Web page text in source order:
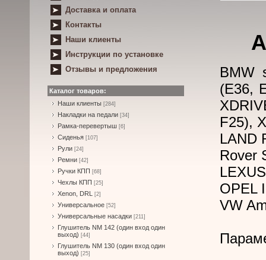
Доставка и оплата
Контакты
Наши клиенты
Инструкции по установке
Отзывы и предложения
Каталог товаров:
Наши клиенты [284]
Накладки на педали [34]
Рамка-перевертыш [6]
Сиденья [107]
Рули [24]
Ремни [42]
Ручки КПП [68]
Чехлы КПП [25]
Xenon, DRL [2]
Универсальное [52]
Универсальные насадки [211]
Глушитель NM 142 (один вход один
выход) [44]
Глушитель NM 130 (один вход один
выход) [25]
BMW
(E36,
F25),
LAND
Rover
OPEL
VW